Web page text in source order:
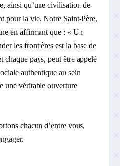
ainsi qu’une civilisation de
pour la vie. Notre Saint-Père,
en affirmant que : « Un
les frontières est la base de
chaque pays, peut être appelé
authentique au sein
une véritable ouverture
chacun d’entre vous,